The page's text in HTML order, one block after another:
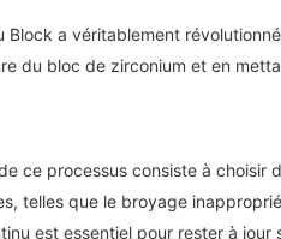
Block a véritablement
du bloc de zirconium et en
ce processus consiste à choisir
telles que le broyage
est essentiel pour rester à